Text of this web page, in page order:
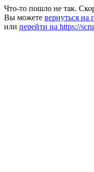
Что-то пошло не так.
Вы можете вернуться на
или перейти на https://